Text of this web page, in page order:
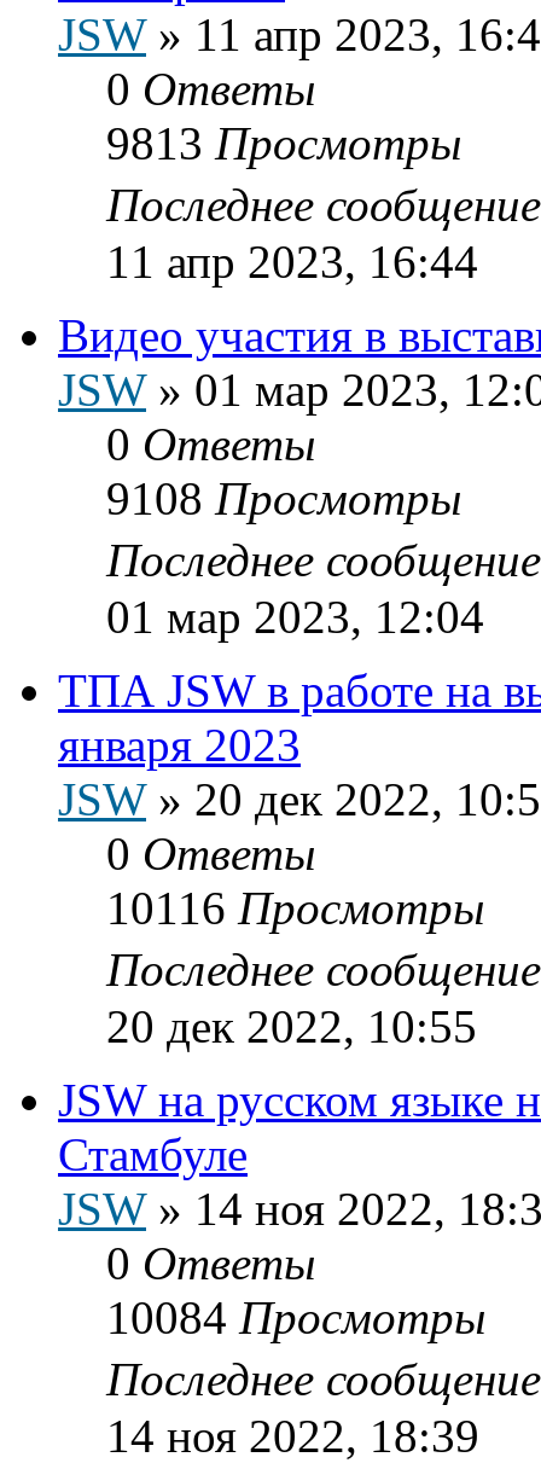
JSW» 11 апр 2023,
0 Ответы
9813 Просмотры
Последнее
11 апр 2023, 16:44
Видео участия в
JSW» 01 мар 2023,
0 Ответы
9108 Просмотры
Последнее
01 мар 2023, 12:04
ТПА JSW в работе на
января 2023
JSW» 20 дек 2022,
0 Ответы
10116 Просмотры
Последнее
20 дек 2022, 10:55
JSW на русском языке
Стамбуле
JSW» 14 ноя 2022,
0 Ответы
10084 Просмотры
Последнее
14 ноя 2022, 18:39